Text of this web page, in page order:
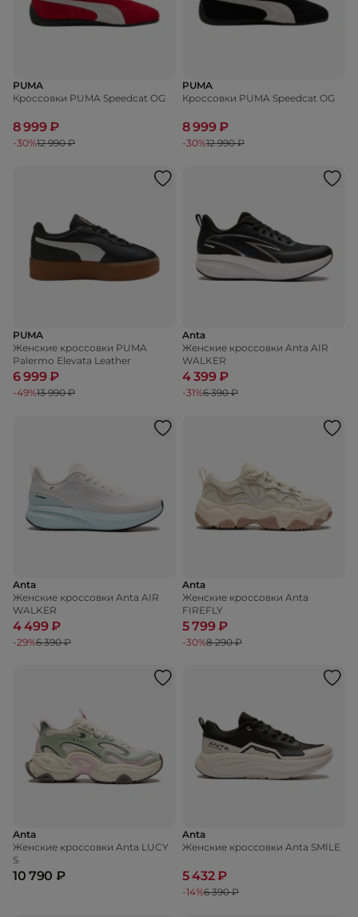
PUMA
Кроссовки PUMA Speedcat OG
8 999 ₽
-30%12 990 ₽
PUMA
Кроссовки PUMA Speedcat OG
8 999 ₽
-30%12 990 ₽
PUMA
Женские кроссовки PUMA
Palermo Elevata Leather
6 999 ₽
-49%13 990 ₽
Anta
Женские кроссовки Anta AIR
WALKER
4 399 ₽
-31%6 390 ₽
Anta
Женские кроссовки Anta AIR
WALKER
4 499 ₽
-29%6 390 ₽
Anta
Женские кроссовки Anta
FIREFLY
5 799 ₽
-30%8 290 ₽
Anta
Женские кроссовки Anta LUCY
S
10 790 ₽
Anta
Женские кроссовки Anta SMILE
5 432 ₽
-14%6 390 ₽